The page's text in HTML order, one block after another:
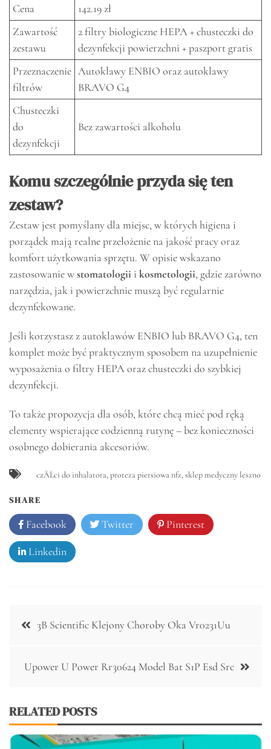
Cena
142.19 zł
Zawartość
zestawu
2 filtry biologiczne HEPA + chusteczki do
dezynfekcji powierzchni + paszport gratis
Przeznaczenie
filtrów
Autoklawy ENBIO oraz autoklawy
BRAVO G4
Chusteczki
do
dezynfekcji
Bez zawartości alkoholu
Komu szczególnie przyda się ten
zestaw?
Zestaw jest pomyślany dla miejsc, w których higiena i
porządek mają realne przełożenie na jakość pracy oraz
komfort użytkowania sprzętu. W opisie wskazano
zastosowanie wstomatologii i kosmetologii, gdzie zarówno
narzędzia, jak i powierzchnie muszą być regularnie
dezynfekowane.
Jeśli korzystasz z autoklawów ENBIO lub BRAVO G4, ten
komplet może być praktycznym sposobem na uzupełnienie
wyposażenia o filtry HEPA oraz chusteczki do szybkiej
dezynfekcji.
To także propozycja dla osób, które chcą mieć pod ręką
elementy wspierające codzienną rutynę – bez konieczności
osobnego dobierania akcesoriów.
czÄĹci do inhalatora,proteza piersiowa nfz,sklep medyczny leszno
SHARE
Facebook Twitter Pinterest
Linkedin
Nawigacja
3B Scientific Klejony Choroby Oka Vr0231Uu
Upower U Power Rr30624 Model Bat S1P Esd Src
RELATED POSTS